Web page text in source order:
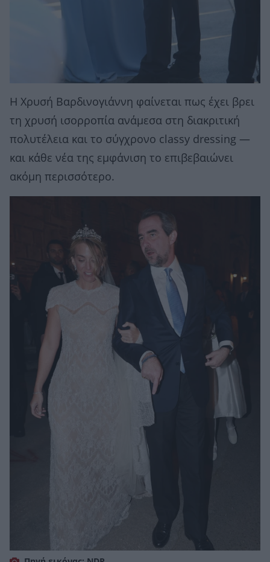
Η Χρυσή Βαρδινογιάννη φαίνεται πως έχει βρει
τη χρυσή ισορροπία ανάμεσα στη διακριτική
πολυτέλεια και το σύγχρονο classy dressing —
και κάθε νέα της εμφάνιση το επιβεβαιώνει
ακόμη περισσότερο.